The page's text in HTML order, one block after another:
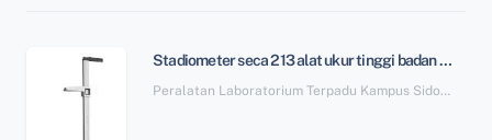
Stadiometer seca 213 alat ukur tinggi badan (Alat)
Peralatan Laboratorium Terpadu Kampus Sidotopo SBSN Paket 6